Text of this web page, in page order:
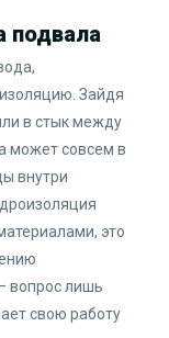
подвала
Зайдя
в стык между
может совсем в
внутри
это
вопрос лишь
свою работу